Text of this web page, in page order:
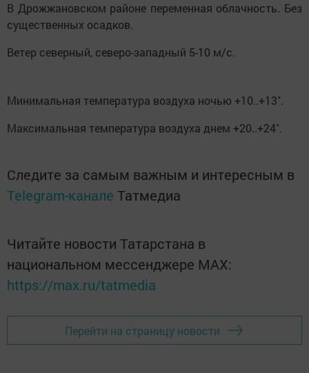
В Дрожжановском районе переменная облачность. Без
существенных осадков.
Ветер северный, северо-западный 5-10 м/с.
Минимальная температура воздуха ночью +10..+13˚.
Максимальная температура воздуха днем +20..+24˚.
Следите за самым важным и интересным в
Telegram-канале Татмедиа
Читайте новости Татарстана в
национальном мессенджере MАХ:
https://max.ru/tatmedia
Перейти на страницу новости